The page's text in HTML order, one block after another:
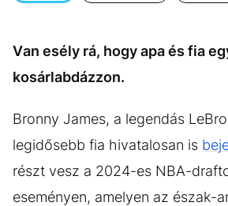
GASZTRO
Van esély rá, hogy apa és fia
kosárlabdázzon.
Bronny James, a legendás
legidősebb fia hivatalosan is
részt vesz a 2024-es NBA-
eseményen, amelyen az észak-